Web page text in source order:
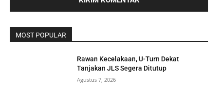
MOST POPULAR
Rawan Kecelakaan, U-Turn Dekat
Tanjakan JLS Segera Ditutup
Agustus 7, 2026